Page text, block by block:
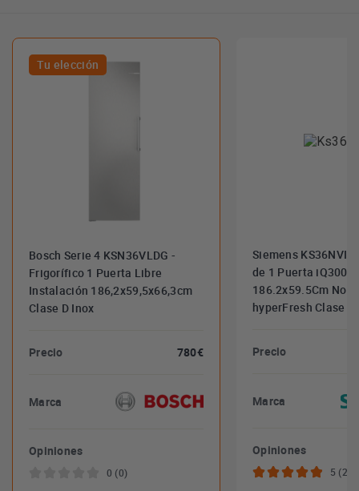
Bosch Serie 4 KSN36VLDG -
Frigorífico 1 Puerta Libre
Instalación 186,2x59,5x66,3cm
Clase D Inox
Precio 780€
Marca
Opiniones
0 (0)
Tu elección
Siemens
de 1 Puerta iQ300
186.2x59.5Cm
hyperFresh Clase C
Precio
Marca
Opiniones
5 (2)